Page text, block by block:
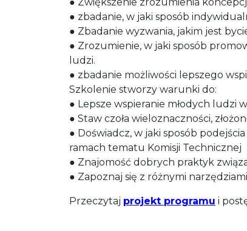
● zbadanie, w jaki sposób
● Zbadanie wyzwania, jakim jest
● Zrozumienie, w jaki sposób
ludzi.
● zbadanie możliwości lepszego
Szkolenie stworzy warunki do:
● Lepsze wspieranie młodych
● Staw czoła wieloznaczności,
● Doświadcz, w jaki sposób
ramach tematu Komisji Technicznej
● Znajomość dobrych praktyk
● Zapoznaj się z różnymi
Przeczytaj projekt programu i